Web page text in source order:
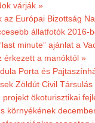
várják »
az Európai Bizottság
állatfotók 2016-
minute” ajánlat a
érkezett a manóktól »
Porta és
Zöldút Civil
projekt ökoturisztikai
környékének